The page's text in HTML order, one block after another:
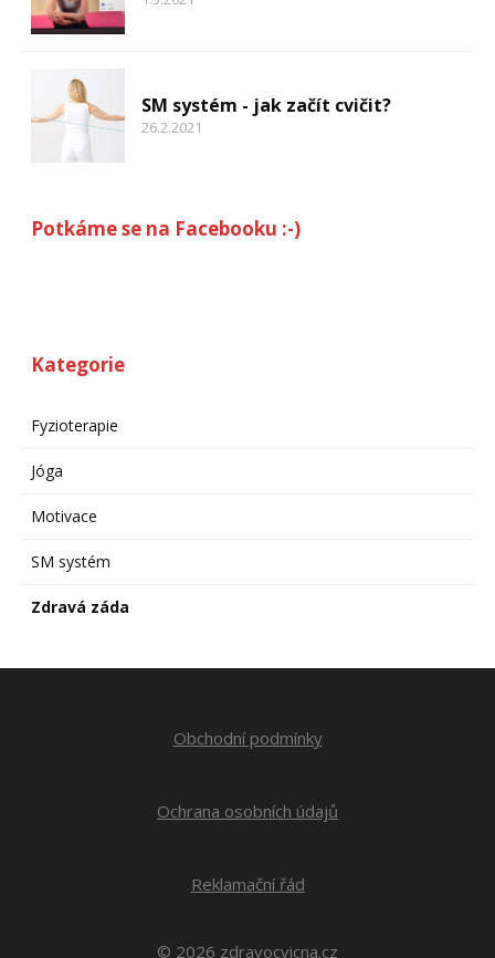
SM systém - jak začít cvičit?
26.2.2021
Potkáme se na Facebooku :-)
Kategorie
Fyzioterapie
Jóga
Motivace
SM systém
Zdravá záda
Obchodní podmínky
Ochrana osobních údajů
Reklamační řád
© 2026 zdravocvicna.cz